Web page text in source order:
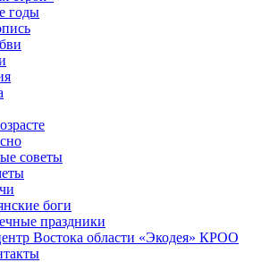
годы
советы
боги
праздники
Востока области «Экодея» КРОО